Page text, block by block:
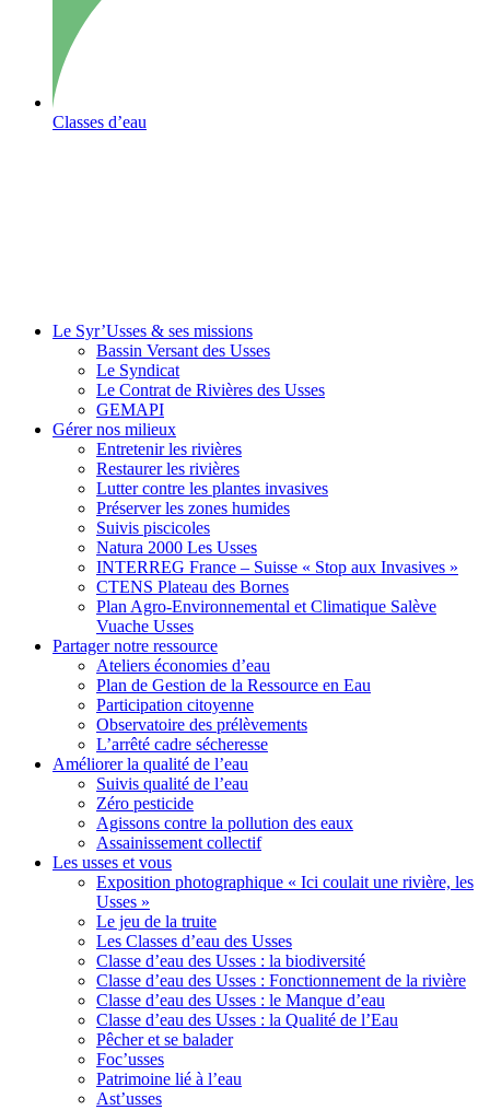
Classes d’eau
Le Syr’Usses & ses missions
Bassin Versant des Usses
Le Syndicat
Le Contrat de Rivières des Usses
GEMAPI
Gérernos milieux
Entretenir les rivières
Restaurer les rivières
Lutter contre les plantes invasives
Préserver les zones humides
Suivis piscicoles
Natura 2000 Les Usses
INTERREG France – Suisse « Stop aux Invasives »
CTENS Plateau des Bornes
Plan Agro-Environnemental et Climatique Salève
Vuache Usses
Partagernotre ressource
Ateliers économies d’eau
Plan de Gestion de la Ressource en Eau
Participation citoyenne
Observatoire des prélèvements
L’arrêté cadre sécheresse
Améliorerla qualité de l’eau
Suivis qualité de l’eau
Zéro pesticide
Agissons contre la pollution des eaux
Assainissement collectif
Les usses et vous
Exposition photographique « Ici coulait une rivière, les
Usses »
Le jeu de la truite
Les Classes d’eau des Usses
Classe d’eau des Usses : la biodiversité
Classe d’eau des Usses : Fonctionnement de la rivière
Classe d’eau des Usses : le Manque d’eau
Classe d’eau des Usses : la Qualité de l’Eau
Pêcher et se balader
Foc’usses
Patrimoine lié à l’eau
Ast’usses